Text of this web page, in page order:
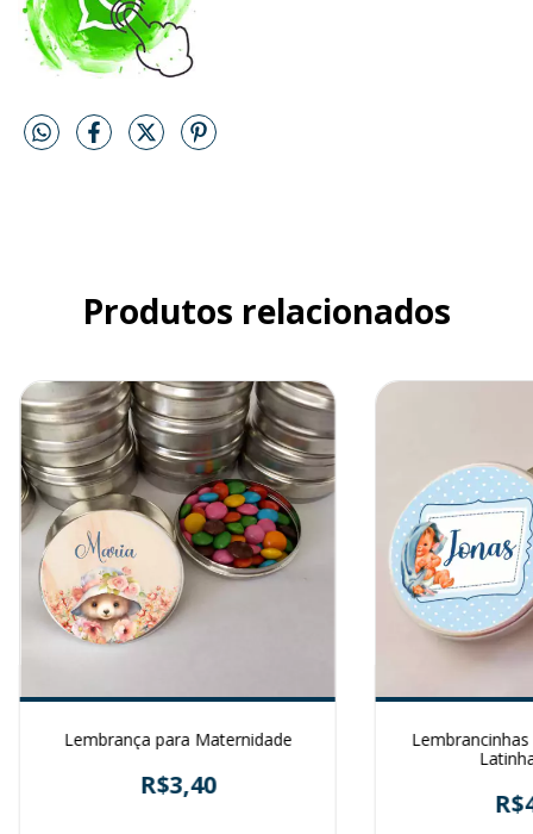
Produtos relacionados
Lembrança para Maternidade
R$3,40